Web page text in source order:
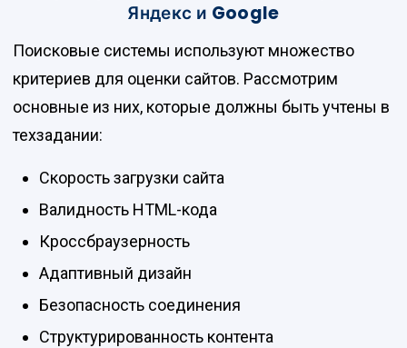
Яндекс и Google
Поисковые системы используют множество
критериев для оценки сайтов. Рассмотрим
основные из них, которые должны быть учтены в
техзадании:
Скорость загрузки сайта
Валидность HTML-кода
Кроссбраузерность
Адаптивный дизайн
Безопасность соединения
Структурированность контента